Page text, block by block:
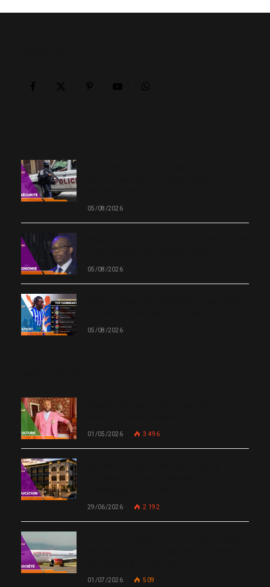
05/08/2026
05/08/2026
05/08/2026
01/05/2026 3 496
29/06/2026 2 192
01/07/2026 509